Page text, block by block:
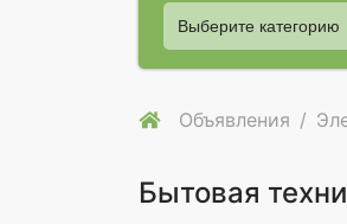
Выберите категорию
Объявления
Бытовая